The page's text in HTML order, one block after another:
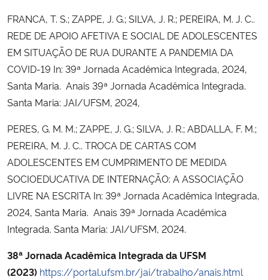
FRANCA, T. S.; ZAPPE, J. G.; SILVA, J. R.; PEREIRA, M. J. C..
REDE DE APOIO AFETIVA E SOCIAL DE ADOLESCENTES
EM SITUAÇÃO DE RUA DURANTE A PANDEMIA DA
COVID-19 In: 39ª Jornada Acadêmica Integrada, 2024,
Santa Maria. Anais 39ª Jornada Acadêmica Integrada.
Santa Maria: JAI/UFSM, 2024,
PERES, G. M. M.; ZAPPE, J. G.; SILVA, J. R.; ABDALLA, F. M.;
PEREIRA, M. J. C.. TROCA DE CARTAS COM
ADOLESCENTES EM CUMPRIMENTO DE MEDIDA
SOCIOEDUCATIVA DE INTERNAÇÃO: A ASSOCIAÇÃO
LIVRE NA ESCRITA In: 39ª Jornada Acadêmica Integrada,
2024, Santa Maria. Anais 39ª Jornada Acadêmica
Integrada. Santa Maria: JAI/UFSM, 2024.
38ª Jornada Acadêmica Integrada da UFSM
(2023) https://portal.ufsm.br/jai/trabalho/anais.html